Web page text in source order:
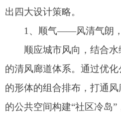
化水体，建设滞蓄池，沉积泥沙
3、镶绿——留白增绿，逐步
实施“公园+”策略，建设“可
区范围内建设由郊野公园、专类
成的公园绿地体系。构建“核-斑-
生态绿网，兼顾生态防护、日常